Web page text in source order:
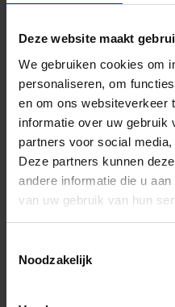
Deze website maakt
We gebruiken cookies om
personaliseren, om
en om ons websiteverkeer
informatie over uw gebruik
partners voor social
Deze partners kunnen
andere informatie die u
van uw gebruik van hun
Noodzakelijk